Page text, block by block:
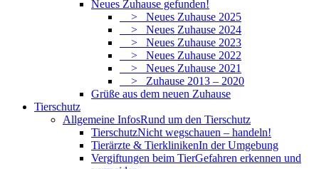
Neues Zuhause gefunden!
> Neues Zuhause 2025
> Neues Zuhause 2024
> Neues Zuhause 2023
> Neues Zuhause 2022
> Neues Zuhause 2021
> Zuhause 2013 – 2020
Grüße aus dem neuen Zuhause
Tierschutz
Allgemeine InfosRund um den Tierschutz
TierschutzNicht wegschauen – handeln!
Tierärzte & TierklinikenIn der Umgebung
Vergiftungen beim TierGefahren erkennen und